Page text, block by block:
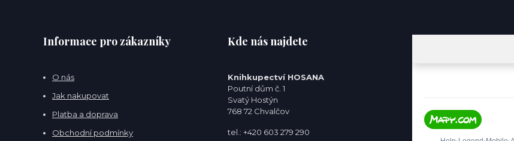
Informace pro zákazníky
O nás
Jak nakupovat
Platba a doprava
Obchodní podmínky
Kde nás najdete
Knihkupectví HOSANA
Poutní dům č. 1
Svatý Hostýn
768 72 Chvalčov
tel.: +420 603 279 290